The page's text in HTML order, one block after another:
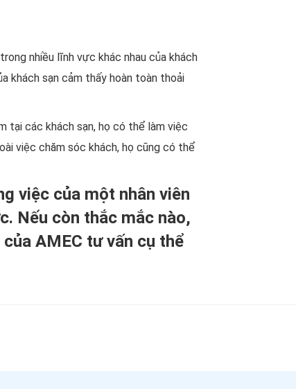
nhiều lĩnh vực khác nhau của khách
khách sạn cảm thấy hoàn toàn thoải
tại các khách sạn, họ có thể làm việc
việc chăm sóc khách, họ cũng có thể
việc của một nhân viên
Nếu còn thắc mắc nào,
AMEC tư vấn cụ thể